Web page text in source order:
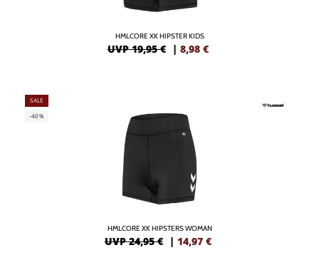
HMLCORE XK HIPSTER KIDS
UVP 19,95 € | 8,98 €
SALE
-40%
HMLCORE XK HIPSTERS WOMAN
UVP 24,95 € | 14,97 €